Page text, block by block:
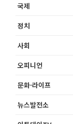
국제
정치
사회
오피니언
문화·라이프
뉴스발전소